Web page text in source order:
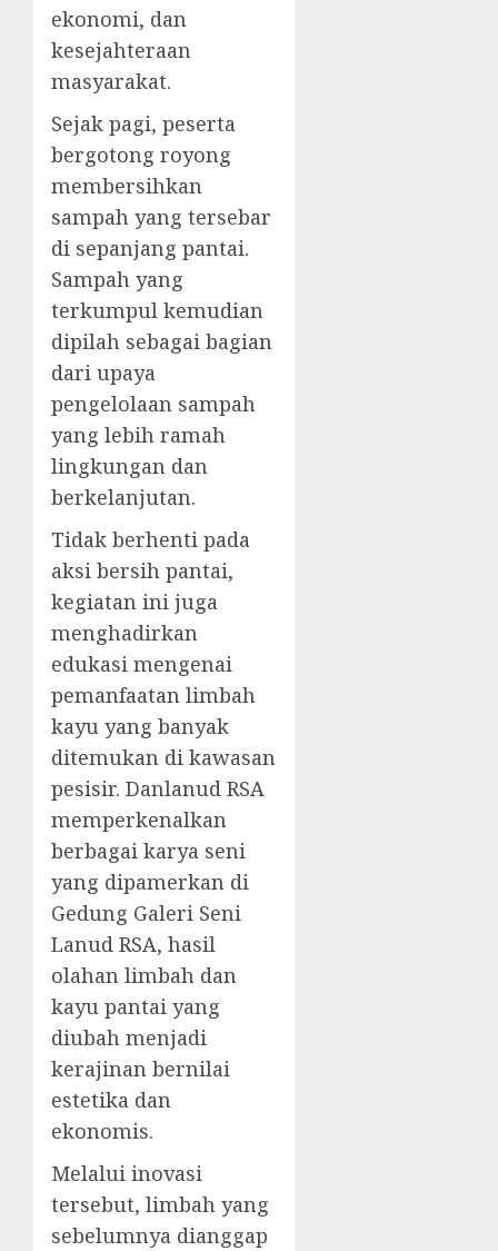
ekonomi, dan
kesejahteraan
masyarakat.
Sejak pagi, peserta
bergotong royong
membersihkan
sampah yang tersebar
di sepanjang pantai.
Sampah yang
terkumpul kemudian
dipilah sebagai bagian
dari upaya
pengelolaan sampah
yang lebih ramah
lingkungan dan
berkelanjutan.
Tidak berhenti pada
aksi bersih pantai,
kegiatan ini juga
menghadirkan
edukasi mengenai
pemanfaatan limbah
kayu yang banyak
ditemukan di kawasan
pesisir. Danlanud RSA
memperkenalkan
berbagai karya seni
yang dipamerkan di
Gedung Galeri Seni
Lanud RSA, hasil
olahan limbah dan
kayu pantai yang
diubah menjadi
kerajinan bernilai
estetika dan
ekonomis.
Melalui inovasi
tersebut, limbah yang
sebelumnya dianggap